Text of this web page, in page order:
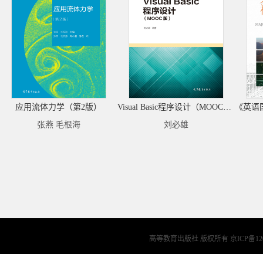
应用流体力学（第2版）
张燕 毛根海
Visual Basic程序设计（MOOC版）
刘必雄
高等教育出版社 版权所有 京ICP备